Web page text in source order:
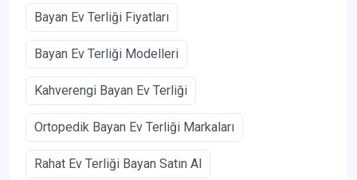
Bayan Ev Terliği Fiyatları
Bayan Ev Terliği Modelleri
Kahverengi Bayan Ev Terliği
Ortopedik Bayan Ev Terliği Markaları
Rahat Ev Terliği Bayan Satın Al